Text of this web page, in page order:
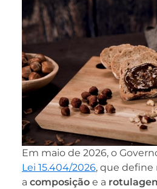
Em maio de 2026, o
Lei 15.404/2026, que define
a composição e a